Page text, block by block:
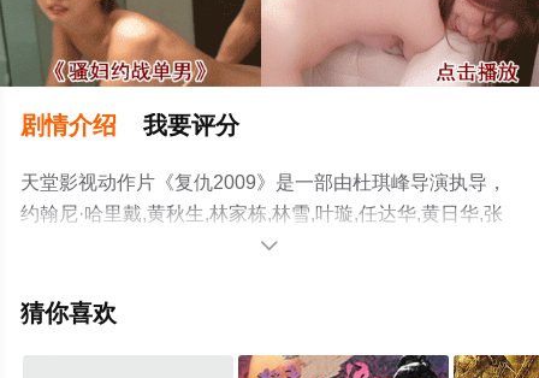
剧情介绍 我要评分
天堂影视动作片《复仇2009》是一部由杜琪峰导演执导，
约翰尼·哈里戴,黄秋生,林家栋,林雪,叶璇,任达华,黄日华,张
兆辉,吴廷烨,邵美琪,西尔维·泰斯蒂,谷祖琳,冯淬帆等演员精
大全就上天堂电影网，更多相关信息可移步至豆瓣电影、

猜你喜欢